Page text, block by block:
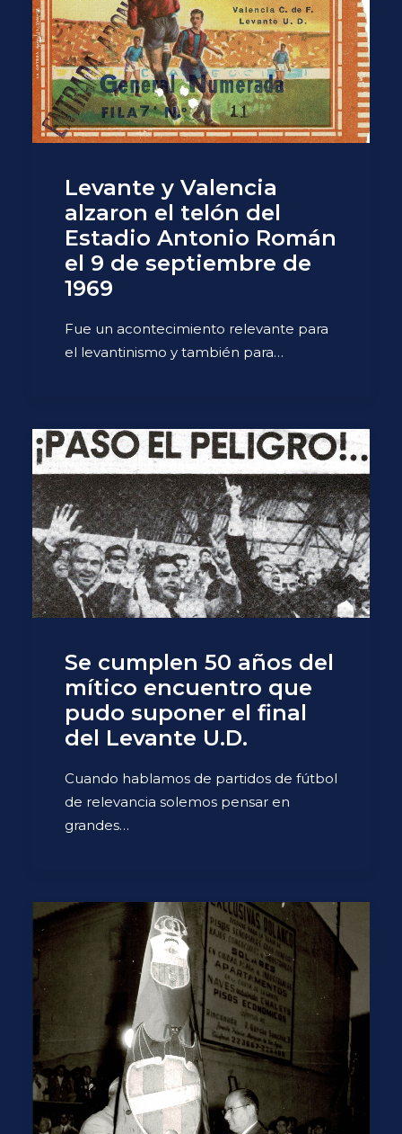
Levante y Valencia
alzaron el telón del
Estadio Antonio Román
el 9 de septiembre de
1969
Fue un acontecimiento relevante para
el levantinismo y también para…
Se cumplen 50 años del
mítico encuentro que
pudo suponer el final
del Levante U.D.
Cuando hablamos de partidos de fútbol
de relevancia solemos pensar en
grandes…